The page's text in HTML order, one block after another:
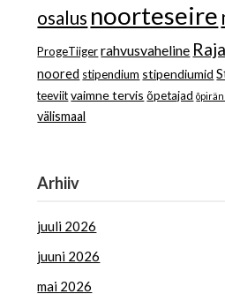
osalus noorteseire
ProgeTiiger rahvusvaheline
noored stipendium stipendiumid
teeviit vaimne tervis õpetajad
välismaal
Arhiiv
juuli 2026
juuni 2026
mai 2026